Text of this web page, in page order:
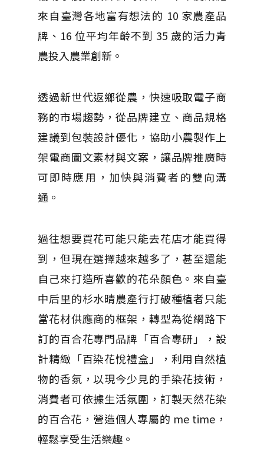
來自臺灣各地富有想法的 10 家農產品
牌、16 位平均年齡不到 35 歲的活力青
農投入農業創新。
透過新世代返鄉從農，快速吸取電子商
務的市場趨勢，從品牌建立、商品規格
建議到包裝設計優化，協助小農製作上
架電商圖文素材與文案，讓品牌推廣時
可即時應用，加快與消費者的雙向溝
通。
過往想要買花可能只能去花店才能買得
到，但現在選擇越來越多了，甚至還能
自己來打造所喜歡的花朵顏色。來自臺
中后里的杉水晴農產行打破種植者只能
當花材供應商的框架，轉型為從網路下
訂的百合花專門品牌「百合專研」，設
計精緻「百染花悅禮盒」，利用自然植
物的香氛，以現今少見的手染花技術，
消費者可依據生活氛圍，訂製天然花染
的百合花，營造個人專屬的 me time，
輕鬆享受生活樂趣。